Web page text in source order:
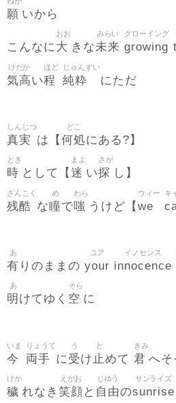
願 いから
こんなに大
おお
きな未来
みらい
growing
グローイング
気高
けだか
い程
ほど
純粋
じゅんすい
にただ
真実
しんじつ
は【 何処
どこ
にある?】
時
とき
として【 迷
まよ
い探
さが
し】
残酷
ざんこく
な瞳
め
で嗤
わら
うけど【 we
ウィー キ
有
あ
りのままの your
ユア
innocence
イノセンス
明
あ
けてゆく 空
そら
に
今
いま
両手
りょうて
に受
う
け 止
と
めて 君
きみ
へそ
穢
けが
れなき 笑顔
えがお
と 自由
じゆう
のsunrise
サンライズ